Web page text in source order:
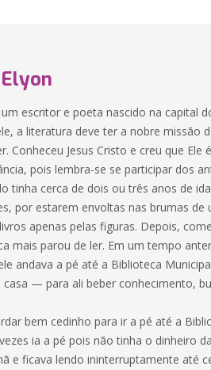
escritor e poeta nascido na capital
a literatura deve ter a nobre missão
Conheceu Jesus Cristo e creu que
pois lembra-se se participar dos
tinha cerca de dois ou três anos de
por estarem envoltas nas brumas de
apenas pelas figuras. Depois,
mais parou de ler. Em um tempo
andava a pé até a Biblioteca
— para ali beber conhecimento,
bem cedinho para ir a pé até a
ia a pé pois não tinha o dinheiro
e ficava lendo ininterruptamente até